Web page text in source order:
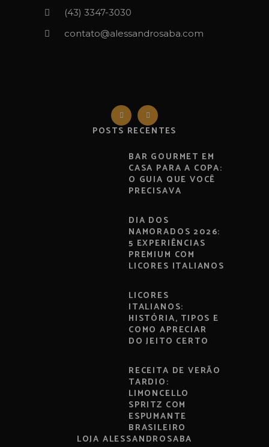
(43) 3347-3030‬‬
contato@alessandrosaba.com
POSTS RECENTES
BAR GOURMET EM
CASA PARA A COPA:
O GUIA QUE VOCÊ
PRECISAVA
DIA DOS
NAMORADOS 2026:
5 EXPERIÊNCIAS
PREMIUM COM
LICORES ITALIANOS
LICORES
ITALIANOS:
HISTÓRIA, TIPOS E
COMO APRECIAR
DO JEITO CERTO
RECEITA DE VERÃO
TARDIO:
LIMONCELLO
SPRITZ COM
ESPUMANTE
BRASILEIRO
LOJA ALESSANDROSABA